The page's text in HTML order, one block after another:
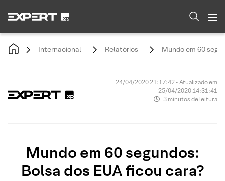
Internacional Relatórios Mundo em 60
24/04/2020 21:17:42 • Atualizado em
25/04/2020 14:31:41
3 minutos de leitura
Mundo em 60 segundos:
Bolsa dos EUA ficou cara?